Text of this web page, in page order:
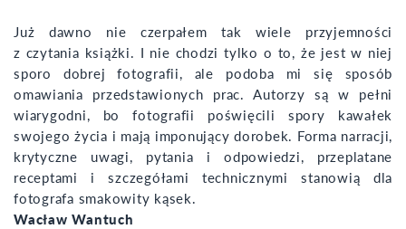
Już dawno nie czerpałem tak wiele przyjemności
z czytania książki. I nie chodzi tylko o to, że jest w niej
sporo dobrej fotografii, ale podoba mi się sposób
omawiania przedstawionych prac. Autorzy są w pełni
wiarygodni, bo fotografii poświęcili spory kawałek
swojego życia i mają imponujący dorobek. Forma narracji,
krytyczne uwagi, pytania i odpowiedzi, przeplatane
receptami i szczegółami technicznymi stanowią dla
fotografa smakowity kąsek.
Wacław Wantuch